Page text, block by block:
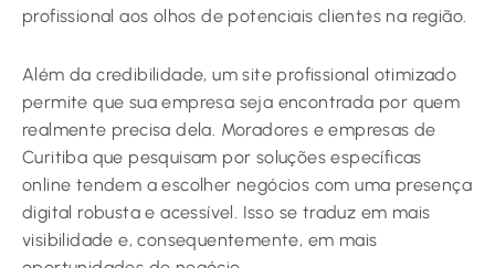
profissional aos olhos de potenciais clientes na região.
Além da credibilidade, um site profissional otimizado
permite que sua empresa seja encontrada por quem
realmente precisa dela. Moradores e empresas de
Curitiba que pesquisam por soluções específicas
online tendem a escolher negócios com uma presença
digital robusta e acessível. Isso se traduz em mais
visibilidade e, consequentemente, em mais